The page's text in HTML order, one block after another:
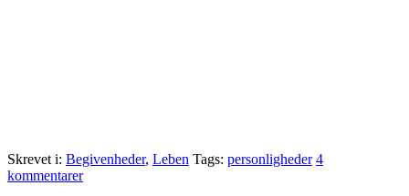
Skrevet i: Begivenheder, Leben Tags: personligheder 4
kommentarer